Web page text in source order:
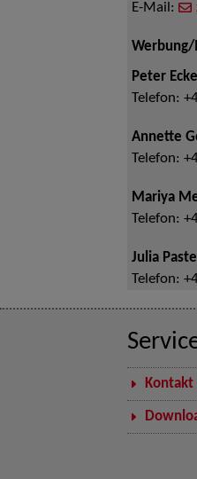
E-Mail:
Peter
Telefon:
Annette
Telefon:
Mariya
Telefon:
Julia
Telefon:
Kontakt